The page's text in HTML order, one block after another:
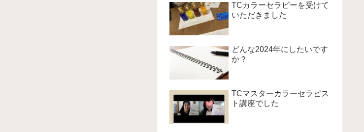
TCカラーセラピーを受けて
いただきました
どんな2024年にしたいです
か？
TCマスターカラーセラピス
ト講座でした